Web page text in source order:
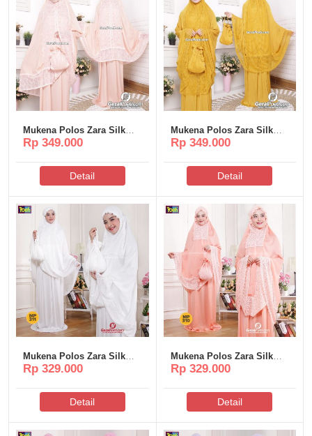
Mukena Polos Zara Silk
Poeti – MP317
Rp 349.000
Detail
Mukena Polos Zara Silk
Poeti – MP316
Rp 349.000
Detail
Mukena Polos Zara Silk
Poeti – MP311
Rp 329.000
Detail
Mukena Polos Zara Silk
Poeti – MP310
Rp 329.000
Detail